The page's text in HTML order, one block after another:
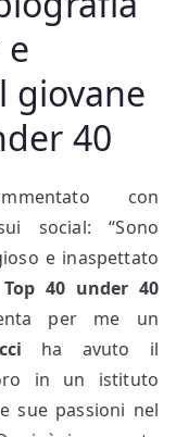
giovane
40
con
social: “Sono
e inaspettato
Top 40 under 40
per me un
ha avuto il
in un istituto
sue passioni nel